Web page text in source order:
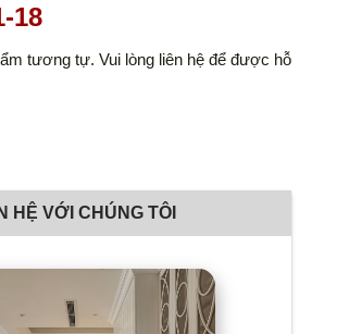
18
tương tự. Vui lòng liên hệ để được hỗ
HỆ VỚI CHÚNG TÔI